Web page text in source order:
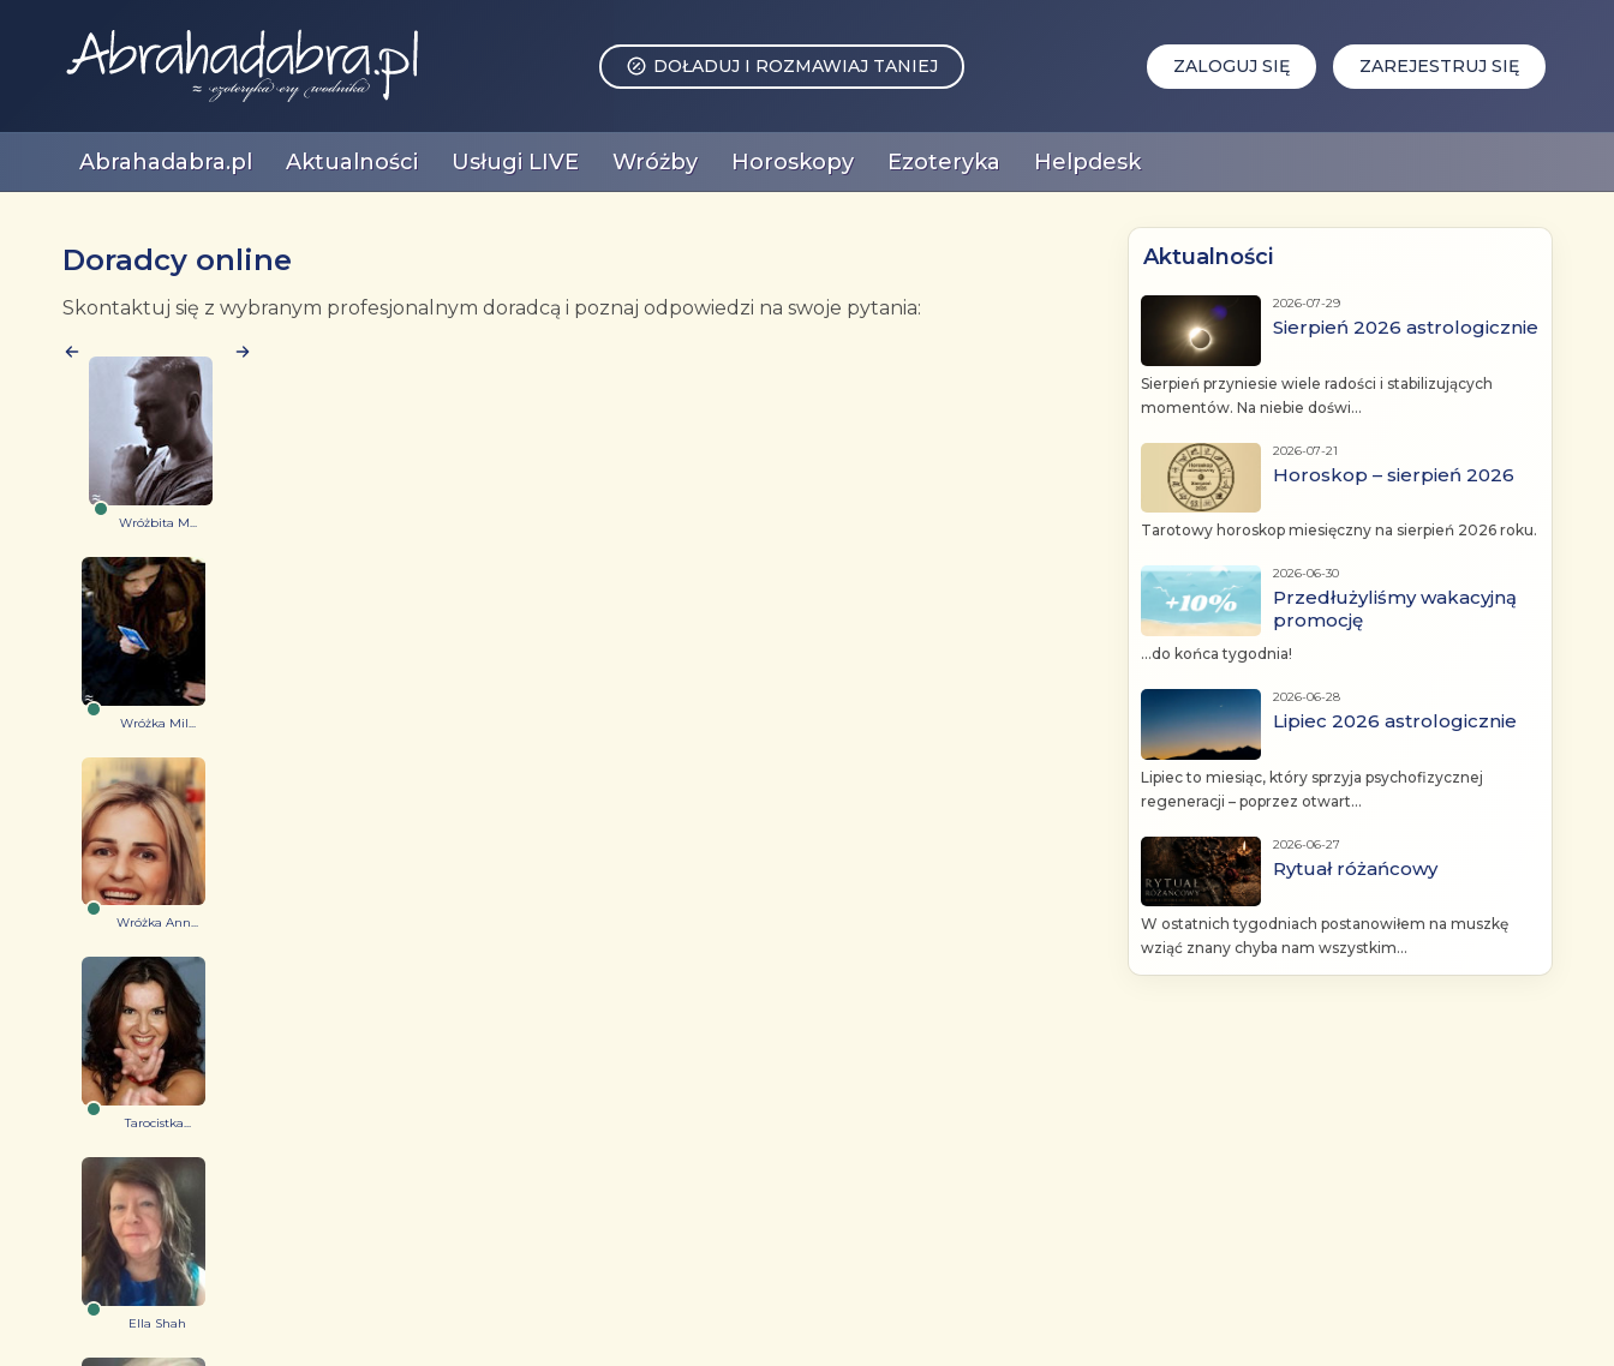
DOŁADUJ I ROZMAWIAJ TANIEJ ZALOGUJ SIĘ ZAREJESTRUJ SIĘ
Abrahadabra.pl Aktualności Usługi LIVE Wróżby Horoskopy Ezoteryka Helpdesk
Doradcy online
Skontaktuj się z wybranym profesjonalnym doradcą i poznaj odpowiedzi na swoje pytania:
Wróżbita M...
Wróżka Mil...
Wróżka Ann...
Tarocistka...
Ella Shah
Aktualności
2026-07-29
Sierpień 2026 astrologicznie
Sierpień przyniesie wiele radości i stabilizujących
momentów. Na niebie doświ...
2026-07-21
Horoskop – sierpień 2026
Tarotowy horoskop miesięczny na sierpień 2026 roku.
2026-06-30
Przedłużyliśmy wakacyjną
promocję
...do końca tygodnia!
2026-06-28
Lipiec 2026 astrologicznie
Lipiec to miesiąc, który sprzyja psychofizycznej
regeneracji – poprzez otwart...
2026-06-27
Rytuał różańcowy
W ostatnich tygodniach postanowiłem na muszkę
wziąć znany chyba nam wszystkim...